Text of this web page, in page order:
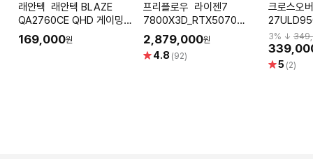
래안텍 래안텍 BLAZE
QA2760CE QHD 게이밍
IPS 165 무결점 모니터
169,000원
프리플로우 라이젠7
7800X3D_RTX5070
12GB 컴퓨터본체 (ULTRA
GAMING X7 A57L) AMD
게이밍컴퓨터 조립PC
2,879,000원
별 4.8 (92)
크로스오버 크로스
PD65 프
티스탠드
니터
3% ↓
별5 (2)